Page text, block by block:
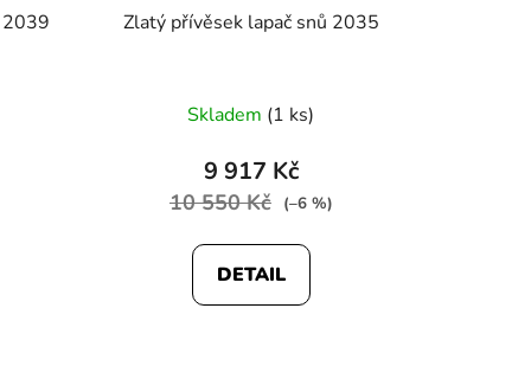
2039 Zlatý přívěsek lapač snů 2035
Skladem (1 ks)
9 917 Kč
10 550 Kč (–6 %)
DETAIL